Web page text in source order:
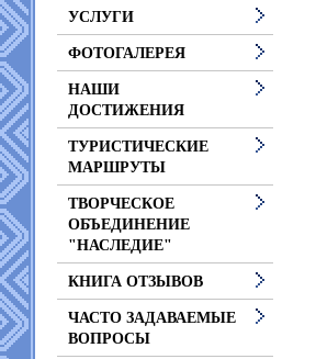
УСЛУГИ
ФОТОГАЛЕРЕЯ
НАШИ
ДОСТИЖЕНИЯ
ТУРИСТИЧЕСКИЕ
МАРШРУТЫ
ТВОРЧЕСКОЕ
ОБЪЕДИНЕНИЕ
"НАСЛЕДИЕ"
КНИГА ОТЗЫВОВ
ЧАСТО ЗАДАВАЕМЫЕ
ВОПРОСЫ